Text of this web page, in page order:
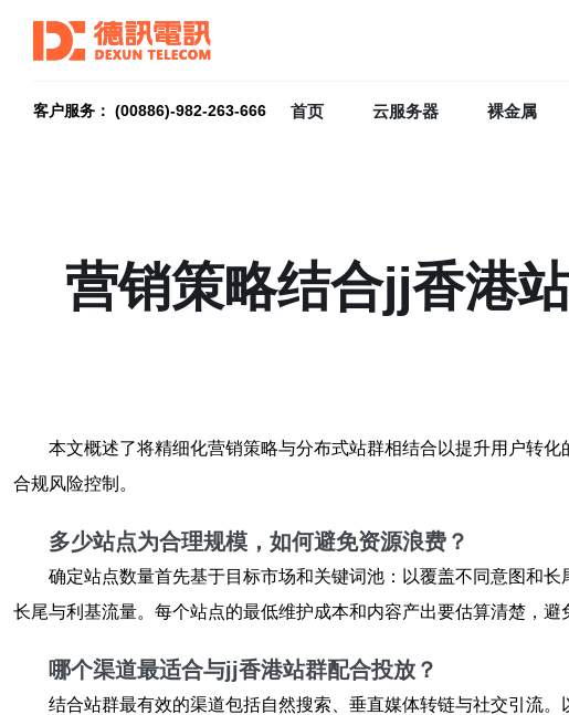
客户服务： (00886)-982-263-666 首页 云服务器 裸金属
营销策略结合jj香港
本文概述了将精细化营销策略与分布式站群相结合以提升用户转
合规风险控制。
多少站点为合理规模，如何避免资源浪费？
确定站点数量首先基于目标市场和关键词池：以覆盖不同意图和
长尾与利基流量。每个站点的最低维护成本和内容产出要估算清楚，避
哪个渠道最适合与jj香港站群配合投放？
结合站群最有效的渠道包括自然搜索、垂直媒体转链与社交引流。